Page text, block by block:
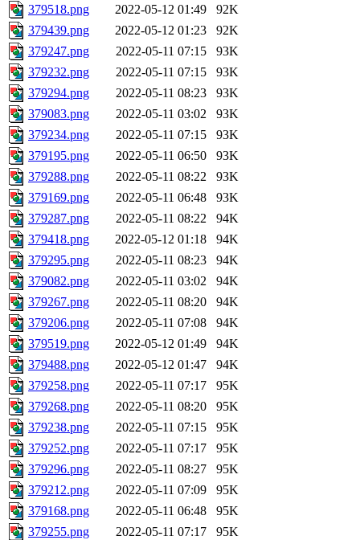
379518.png
2022-05-12 01:49
92K
379439.png
2022-05-12 01:23
92K
379247.png
2022-05-11 07:15
93K
379232.png
2022-05-11 07:15
93K
379294.png
2022-05-11 08:23
93K
379083.png
2022-05-11 03:02
93K
379234.png
2022-05-11 07:15
93K
379195.png
2022-05-11 06:50
93K
379288.png
2022-05-11 08:22
93K
379169.png
2022-05-11 06:48
93K
379287.png
2022-05-11 08:22
94K
379418.png
2022-05-12 01:18
94K
379295.png
2022-05-11 08:23
94K
379082.png
2022-05-11 03:02
94K
379267.png
2022-05-11 08:20
94K
379206.png
2022-05-11 07:08
94K
379519.png
2022-05-12 01:49
94K
379488.png
2022-05-12 01:47
94K
379258.png
2022-05-11 07:17
95K
379268.png
2022-05-11 08:20
95K
379238.png
2022-05-11 07:15
95K
379252.png
2022-05-11 07:17
95K
379296.png
2022-05-11 08:27
95K
379212.png
2022-05-11 07:09
95K
379168.png
2022-05-11 06:48
95K
379255.png
2022-05-11 07:17
95K